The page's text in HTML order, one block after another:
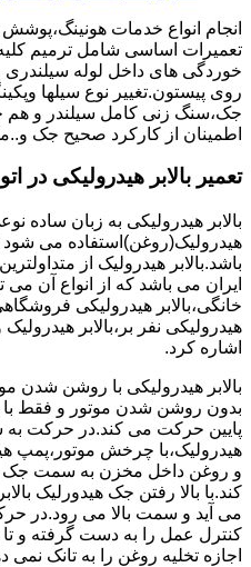
انجام انواع خدمات
تعمیرات اساسی شامل ترمیم
خوردگی های داخل لوله
روی پیستون.تغییر نوع سیلها
جک،سنگ زنی کامل سیلندر و هم
اطمینان از کارکرد صحیح جک
تعمیر بالابر هیدرولیکی در
بالابر هیدرولیکی به زبان ساده
هیدرولیک(روغن)استفاده می شود
باشد.بالابر هیدرولیک از
ایران می باشد که از انواع آن می
خانگی،بالابر هیدرولیکی
هیدرولیکی نفر بر،بالابر
اشاره کرد.
بالابر هیدرولیکی با روشن شدن
بدون روشن شدن موتور و فقط
پایین حرکت می کند.در حرکت به
هیدرولیک،با چرخش موتور،پمپ
و روغن داخل مخزن به سمت جک
کند.با بالا رفتن جک هیدورلیک
می آید و سمت بالا می رود.در
کنترل عمل را به دست گرفته و تا
اجازه تخلیه روغن را به تانک نمی